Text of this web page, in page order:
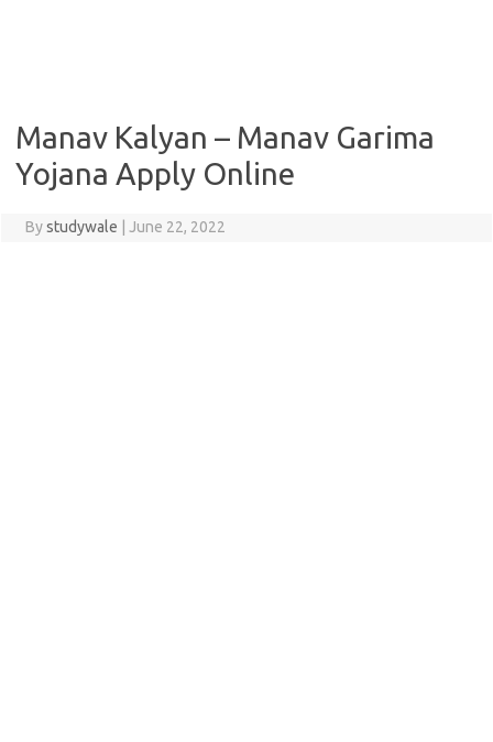
Manav Kalyan – Manav Garima
Yojana Apply Online
Bystudywale June 22, 2022